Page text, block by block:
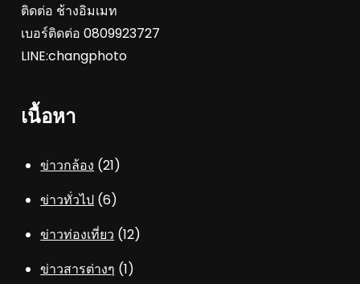
ติดต่อ ช้างอิมเมท
เบอร์ติดต่อ 0809923727
LINE:changphoto
เนื้อหา
ข่าวกล้อง (21)
ข่าวทั่วไป (6)
ข่าวท่องเที่ยว (12)
ข่าวสารต่างๆ (1)